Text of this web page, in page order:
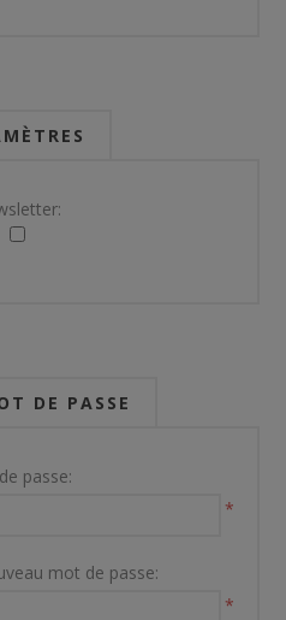
DE PASSE
passe:
*
mot de passe:
*